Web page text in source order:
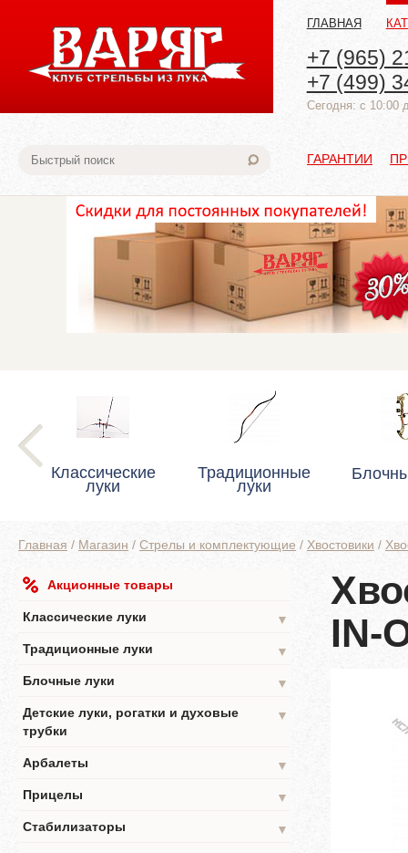
ГЛАВНАЯ
+7 (965)
+7 (499)
Cегодня: с 10:00
ГАРАНТИИ
Классические
луки
Традиционные
луки
Главная / Магазин / Стрелы и комплектующие / Хвостовики /
Акционные товары
Классические луки
▼
Традиционные луки
▼
Блочные луки
▼
Детские луки, рогатки и духовые
трубки
▼
Арбалеты
▼
Прицелы
▼
Стабилизаторы
▼
IN-